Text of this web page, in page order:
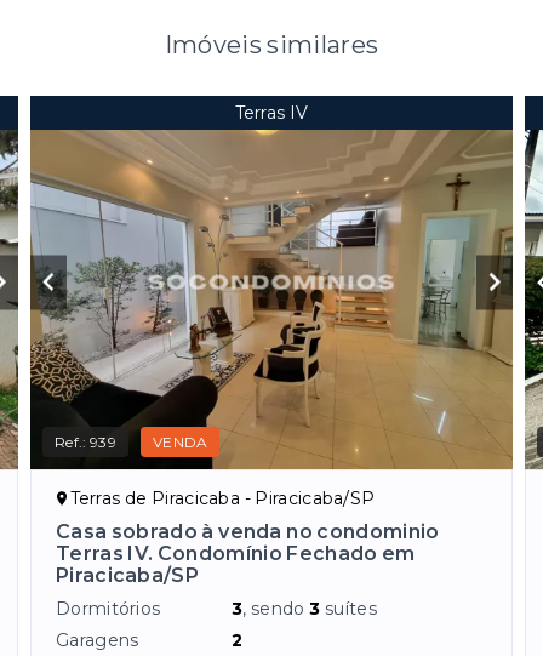
Imóveis similares
Terras IV
Ref.:939 VENDA
Terras de Piracicaba - Piracicaba/SP
Casa sobrado à venda no condominio
Terras IV. Condomínio Fechado em
Piracicaba/SP
Dormitórios 3, sendo3 suítes
Garagens
2